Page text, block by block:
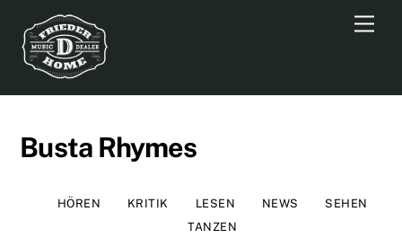
content
Busta Rhymes
HÖREN KRITIK LESEN NEWS
SEHEN
TANZEN